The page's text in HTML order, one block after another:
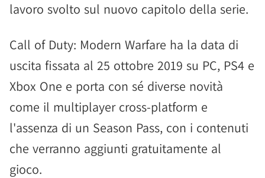
lavoro svolto sul nuovo capitolo della serie.
Call of Duty: Modern Warfare ha la data di
uscita fissata al 25 ottobre 2019 su PC, PS4 e
Xbox One e porta con sé diverse novità
come il multiplayer cross-platform e
l'assenza di un Season Pass, con i contenuti
che verranno aggiunti gratuitamente al
gioco.